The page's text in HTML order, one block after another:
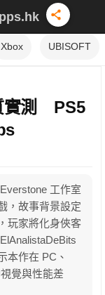
Xbox UBISOFT
實測 PS5
工作室
，故事背景設定
玩家將化身俠客
本作在 PC、
覺與性能差